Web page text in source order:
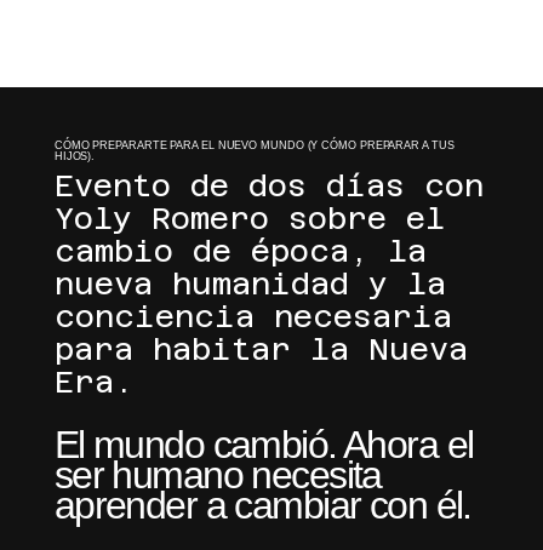
CÓMO PREPARARTE PARA EL NUEVO MUNDO (Y CÓMO PREPARAR A TUS
HIJOS).
Evento de dos días con
Yoly Romero sobre el
cambio de época, la
nueva humanidad y la
conciencia necesaria
para habitar la Nueva
Era.
El mundo cambió. Ahora el
ser humano necesita
aprender a cambiar con él.